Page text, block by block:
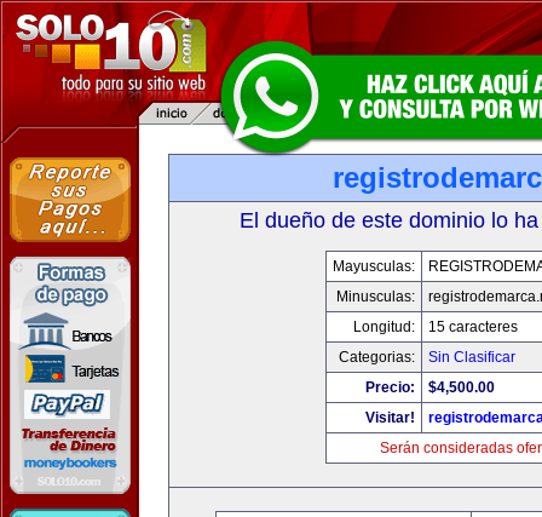
El dueño de este dominio lo
Mayusculas:
Minusculas:
Longitud:
15 caracteres
Categorias:
Sin Clasificar
Precio:
$4,500.00
Visitar!
Serán consideradas